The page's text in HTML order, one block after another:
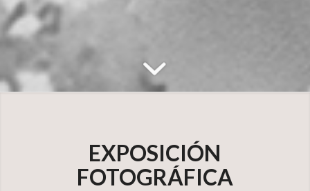
EXPOSICIÓN
FOTOGRÁFICA